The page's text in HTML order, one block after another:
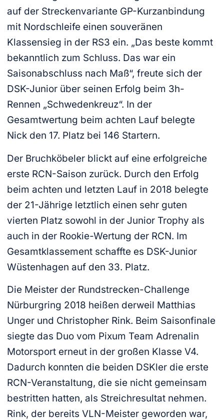
auf der Streckenvariante GP-Kurzanbindung
mit Nordschleife einen souveränen
Klassensieg in der RS3 ein. „Das beste kommt
bekanntlich zum Schluss. Das war ein
Saisonabschluss nach Maß“, freute sich der
DSK-Junior über seinen Erfolg beim 3h-
Rennen „Schwedenkreuz“. In der
Gesamtwertung beim achten Lauf belegte
Nick den 17. Platz bei 146 Startern.
Der Bruchköbeler blickt auf eine erfolgreiche
erste RCN-Saison zurück. Durch den Erfolg
beim achten und letzten Lauf in 2018 belegte
der 21-Jährige letztlich einen sehr guten
vierten Platz sowohl in der Junior Trophy als
auch in der Rookie-Wertung der RCN. Im
Gesamtklassement schaffte es DSK-Junior
Wüstenhagen auf den 33. Platz.
Die Meister der Rundstrecken-Challenge
Nürburgring 2018 heißen derweil Matthias
Unger und Christopher Rink. Beim Saisonfinale
siegte das Duo vom Pixum Team Adrenalin
Motorsport erneut in der großen Klasse V4.
Dadurch konnten die beiden DSKler die erste
RCN-Veranstaltung, die sie nicht gemeinsam
bestritten hatten, als Streichresultat nehmen.
Rink, der bereits VLN-Meister geworden war,